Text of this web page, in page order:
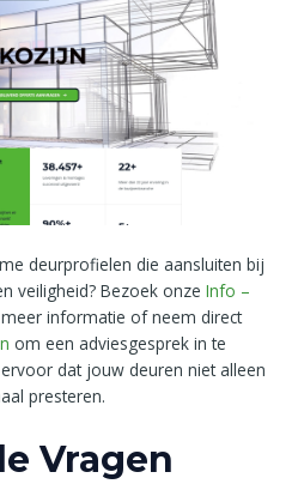
deurprofielen die aansluiten bij
veiligheid? Bezoek onzeInfo –
informatie of neem direct
om een adviesgesprek in te
dat jouw deuren niet alleen
presteren.
Vragen